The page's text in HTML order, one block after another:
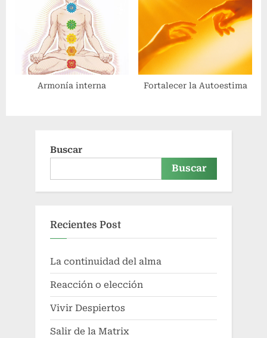
Armonía interna Fortalecer la Autoestima
Buscar
Buscar
Recientes Post
La continuidad del alma
Reacción o elección
Vivir Despiertos
Salir de la Matrix